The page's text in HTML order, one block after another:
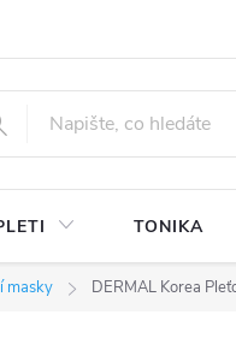
TONIKA
masky DERMAL Korea